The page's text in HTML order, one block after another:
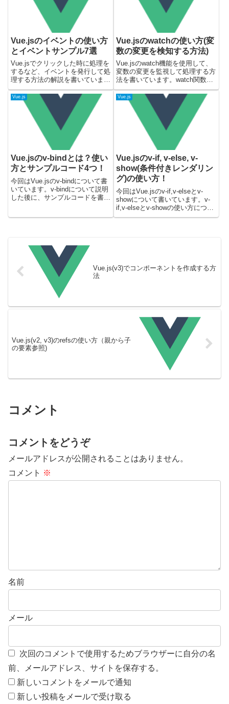
Vue.jsのイベントの使い方
とイベントサンプル7選
Vue.jsでクリックした時に処理を
するなど、イベントを発行して処
理する方法の解説を書いていま
す。その後にサンプルコードとし
て、イベントを7つ書いてみまし
た。サンプルコードはVue.jsのバ
ージョン3で検証しています。
(Compositio...
Vue.jsのwatchの使い方(変
数の変更を検知する方法)
Vue.jsのwatch機能を使用して、
変数の変更を監視して処理する方
法を書いています。watch関数
(API)・watchプロパティを使う方
法と実際に動くサンプルコードを
載せています。watch機能は、変
数の値が変更された時に何らかの
Vue.js
Vue.jsのv-bindとは？使い
方とサンプルコード4つ！
今回はVue.jsのv-bindについて書
いています。v-bindについて説明
した後に、サンプルコードを書い
Vue.js
Vue.jsのv-if, v-else, v-
show(条件付きレンダリン
グ)の使い方！
今回はVue.jsのv-if,v-elseとv-
showについて書いています。v-
if,v-elseとv-showの使い方につい
て、簡単に説明した後にサンプル
Vue.js(v3)でコンポーネントを作成する方
法
Vue.js(v2, v3)のrefsの使い方（親から子
の要素参照)
コメント
コメントをどうぞ
メールアドレスが公開されることはありません。
コメント ※
名前
メール
次回のコメントで使用するためブラウザーに自分の名
前、メールアドレス、サイトを保存する。
新しいコメントをメールで通知
新しい投稿をメールで受け取る